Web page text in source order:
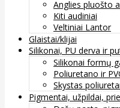
Anglies pluošto
Kiti audiniai
Veltiniai Lantor
Glaistai/klijai
Silikonai, PU derva ir
Silikonai formų
Poliuretano ir
Skystas
Pigmentai, užpildai,